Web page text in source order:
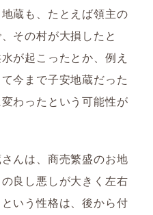
蔵も、たとえば領主の
その村が大損したと
が起こったとか、例え
今まで子安地蔵だった
わったという可能性が
んは、商売繁盛のお地
良し悪しが大きく左右
いう性格は、後から付